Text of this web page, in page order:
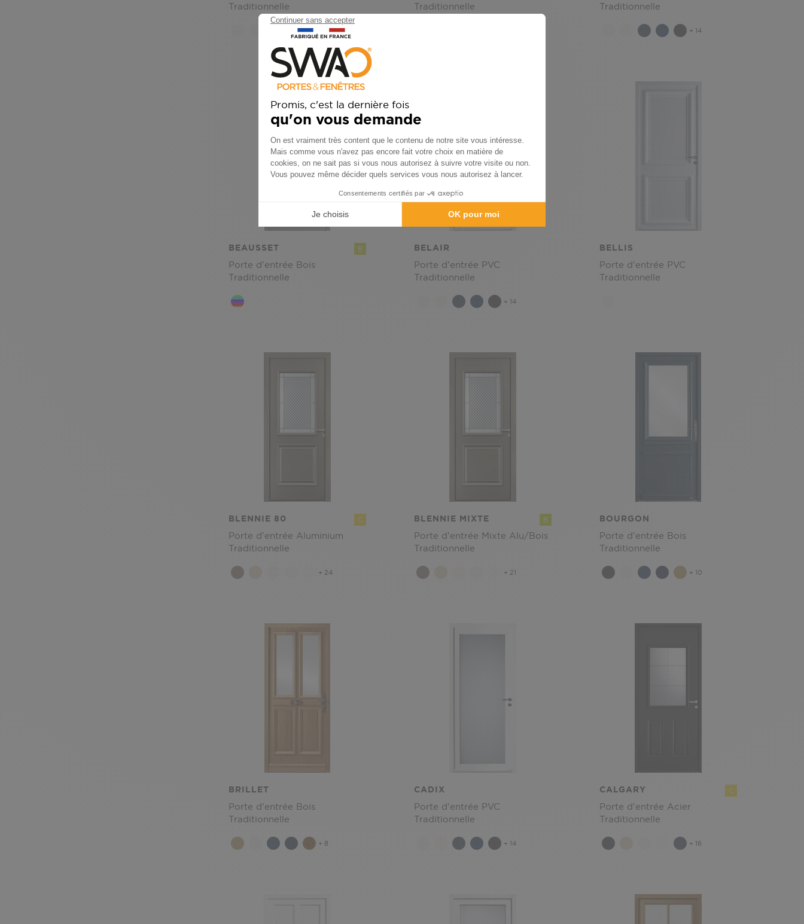
Traditionnelle
+ 14
Traditionnelle
Traditionnelle
+ 14
BEAUSSET
Porte d'entrée Bois
Traditionnelle
B BELAIR
Porte d'entrée PVC
Traditionnelle
+ 14
BELLIS
Porte d'entrée PVC
Traditionnelle
BLENNIE 80
Porte d'entrée Aluminium
Traditionnelle
C
+ 24
BLENNIE MIXTE
Porte d'entrée Mixte Alu/Bois
Traditionnelle
B
+ 21
BOURGON
Porte d'entrée Bois
Traditionnelle
+ 10
BRILLET
Porte d'entrée Bois
Traditionnelle
+ 8
CADIX
Porte d'entrée PVC
Traditionnelle
+ 14
CALGARY
Porte d'entrée Acier
Traditionnelle
C
+ 16